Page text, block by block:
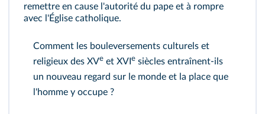
remettre en cause l'autorité du pape et à rompre
avec l'Église catholique.
Comment les bouleversements culturels et
religieux des XVe et XVI e siècles entraînent‑ils
un nouveau regard sur le monde et la place que
l'homme y occupe ?